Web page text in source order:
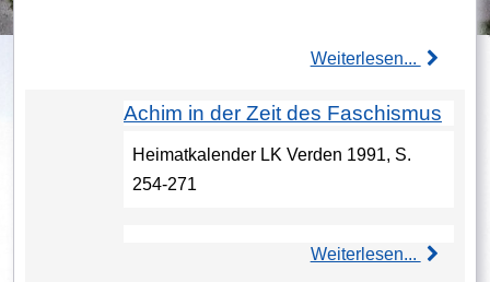
Weiterlesen...
Achim in der Zeit des Faschismus
Heimatkalender LK Verden 1991, S.
254-271
Weiterlesen...